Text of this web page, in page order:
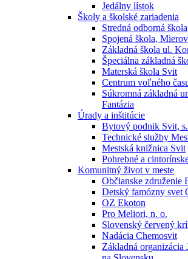
Jedálny lístok
Školy a školské zariadenia
Stredná odborná škola
Spojená škola,
Základná škola ul.
Špeciálna základná
Materská škola Svit
Centrum voľného
Súkromná základná
Fantázia
Úrady a inštitúcie
Bytový podnik Svit,
Technické služby
Mestská knižnica Svit
Pohrebné a
Komunitný život v meste
Občianske združenie
Detský famózny svet
OZ Ekoton
Pro Meliori, n. o.
Slovenský červený
Nadácia Chemosvit
Základná organizácia